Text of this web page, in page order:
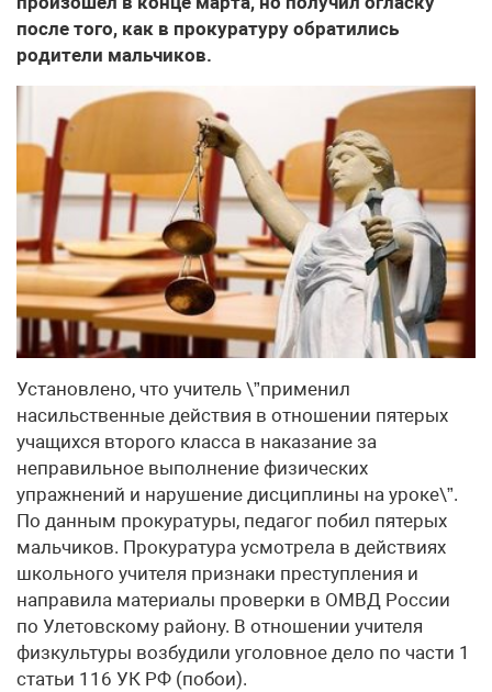
после того, как в прокуратуру обратились
родители мальчиков.
Установлено, что учитель \”применил
насильственные действия в отношении пятерых
учащихся второго класса в наказание за
неправильное выполнение физических
упражнений и нарушение дисциплины на уроке\”.
По данным прокуратуры, педагог побил пятерых
мальчиков. Прокуратура усмотрела в действиях
школьного учителя признаки преступления и
направила материалы проверки в ОМВД России
по Улетовскому району. В отношении учителя
физкультуры возбудили уголовное дело по части 1
статьи 116 УК РФ (побои).